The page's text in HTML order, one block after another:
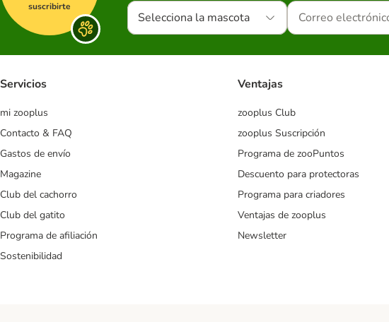
suscribirte
Selecciona la mascota
Servicios
mi zooplus
Contacto & FAQ
Gastos de envío
Magazine
Club del cachorro
Club del gatito
Programa de afiliación
Sostenibilidad
Ventajas
zooplus Club
zooplus Suscripción
Programa de zooPuntos
Descuento para protectoras
Programa para criadores
Ventajas de zooplus
Newsletter